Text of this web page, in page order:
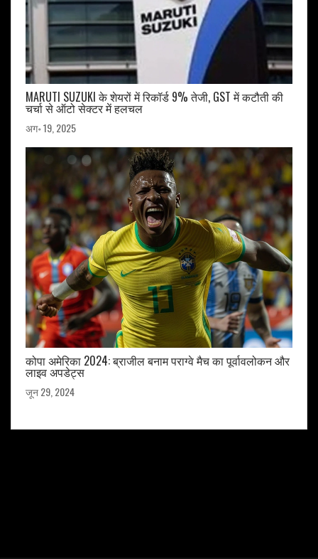
MARUTI SUZUKI के शेयरों में रिकॉर्ड 9% तेजी, GST में कटौती की
चर्चा से ऑटो सेक्टर में हलचल
अग॰ 19, 2025
कोपा अमेरिका 2024: ब्राजील बनाम पराग्वे मैच का पूर्वावलोकन और
लाइव अपडेट्स
जून 29, 2024